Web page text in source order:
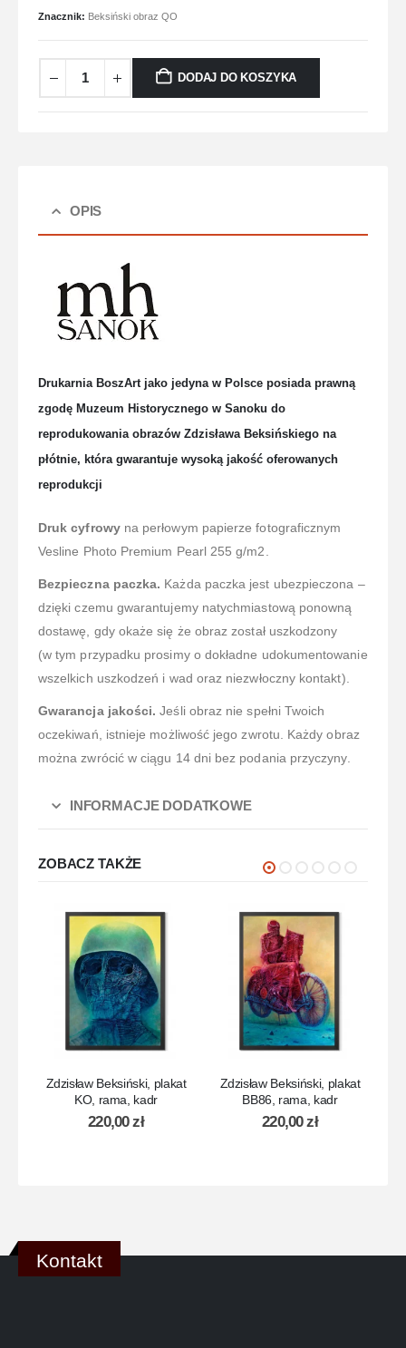
Znacznik: Beksiński obraz QO
DODAJ DO KOSZYKA
OPIS
Drukarnia BoszArt jako jedyna w Polsce posiada prawną
zgodę Muzeum Historycznego w Sanoku do
reprodukowania obrazów Zdzisława Beksińskiego na
płótnie, która gwarantuje wysoką jakość oferowanych
reprodukcji
Druk cyfrowyna perłowym papierze fotograficznym
Vesline Photo Premium Pearl 255 g/m2.
Bezpieczna paczka. Każda paczka jest ubezpieczona –
dzięki czemu gwarantujemy natychmiastową ponowną
dostawę, gdy okaże się że obraz został uszkodzony
(w tym przypadku prosimy o dokładne udokumentowanie
wszelkich uszkodzeń i wad oraz niezwłoczny kontakt).
Gwarancja jakości. Jeśli obraz nie spełni Twoich
oczekiwań, istnieje możliwość jego zwrotu. Każdy obraz
można zwrócić w ciągu 14 dni bez podania przyczyny.
INFORMACJE DODATKOWE
ZOBACZ TAKŻE
Zdzisław Beksiński, plakat
KO, rama, kadr
220,00zł
Zdzisław Beksiński, plakat
BB86, rama, kadr
220,00zł
Kontakt